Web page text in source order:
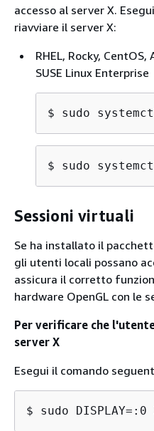
accesso al server X.
riavviare il server X:
RHEL, Rocky,
SUSE Linux Enterprise
$ sudo
$ sudo
Sessioni virtuali
Se ha installato il
gli utenti locali possano
assicura il corretto
hardware OpenGL con le
Per verificare che
server X
Esegui il comando
$ sudo